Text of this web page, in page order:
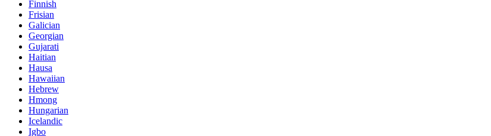
Finnish
Frisian
Galician
Georgian
Gujarati
Haitian
Hausa
Hawaiian
Hebrew
Hmong
Hungarian
Icelandic
Igbo